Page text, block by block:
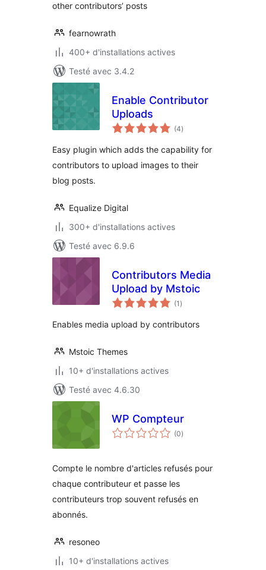
other contributors’ posts
fearnowrath
400+ d'installations actives
Testé avec 3.4.2
Enable Contributor
Uploads
(4notes
en
)
Easy plugin which adds the capability for
contributors to upload images to their
blog posts.
Equalize Digital
300+ d'installations actives
Testé avec 6.9.6
Contributors Media
Upload by Mstoic
(1 notes
en
)
Enables media upload by contributors
Mstoic Themes
10+ d'installations actives
Testé avec 4.6.30
WP Compteur
(0notes
en
)
Compte le nombre d'articles refusés pour
chaque contributeur et passe les
contributeurs trop souvent refusés en
abonnés.
resoneo
10+ d'installations actives